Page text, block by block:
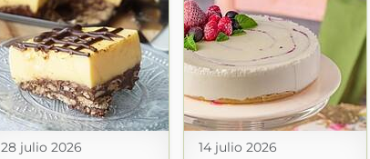
28 julio 2026
14 julio 2026